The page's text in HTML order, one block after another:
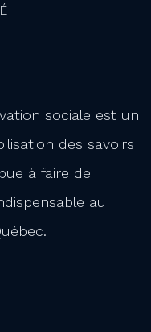
sociale est un
des savoirs
à faire de
au